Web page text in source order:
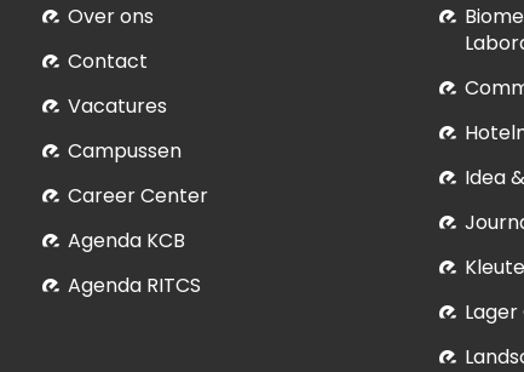
Over ons
Contact
Vacatures
Campussen
Career Center
Agenda KCB
Agenda RITCS
Idea
Lager